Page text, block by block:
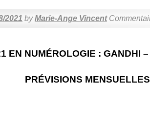
2021 by Marie-Ange Vincent
EN NUMÉROLOGIE : GANDHI
PRÉVISIONS MENSUELLES